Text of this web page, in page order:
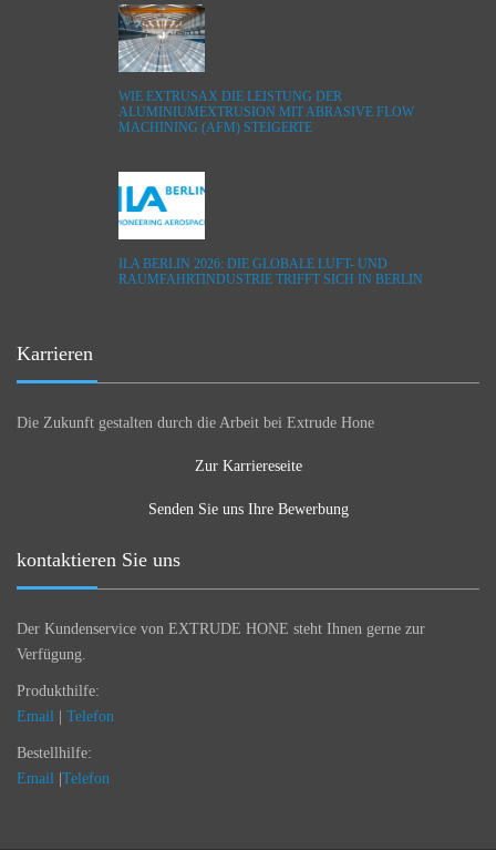
WIE EXTRUSAX DIE LEISTUNG DER
ALUMINIUMEXTRUSION MIT ABRASIVE FLOW
MACHINING (AFM) STEIGERTE
ILA BERLIN 2026: DIE GLOBALE LUFT- UND
RAUMFAHRTINDUSTRIE TRIFFT SICH IN BERLIN
Karrieren
Die Zukunft gestalten durch die Arbeit bei Extrude Hone
Zur Karriereseite
Senden Sie uns Ihre Bewerbung
kontaktieren Sie uns
Der Kundenservice von EXTRUDE HONE steht Ihnen gerne zur
Verfügung.
Produkthilfe:
Email
Telefon
Bestellhilfe:
Email Telefon